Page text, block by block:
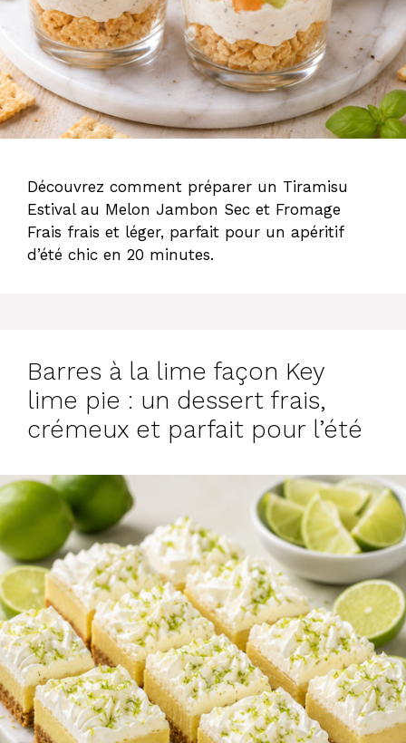
Découvrez comment préparer un Tiramisu
Estival au Melon Jambon Sec et Fromage
Frais frais et léger, parfait pour un apéritif
d’été chic en 20 minutes.
Barres à la lime façon Key
lime pie : un dessert frais,
crémeux et parfait pour l’été